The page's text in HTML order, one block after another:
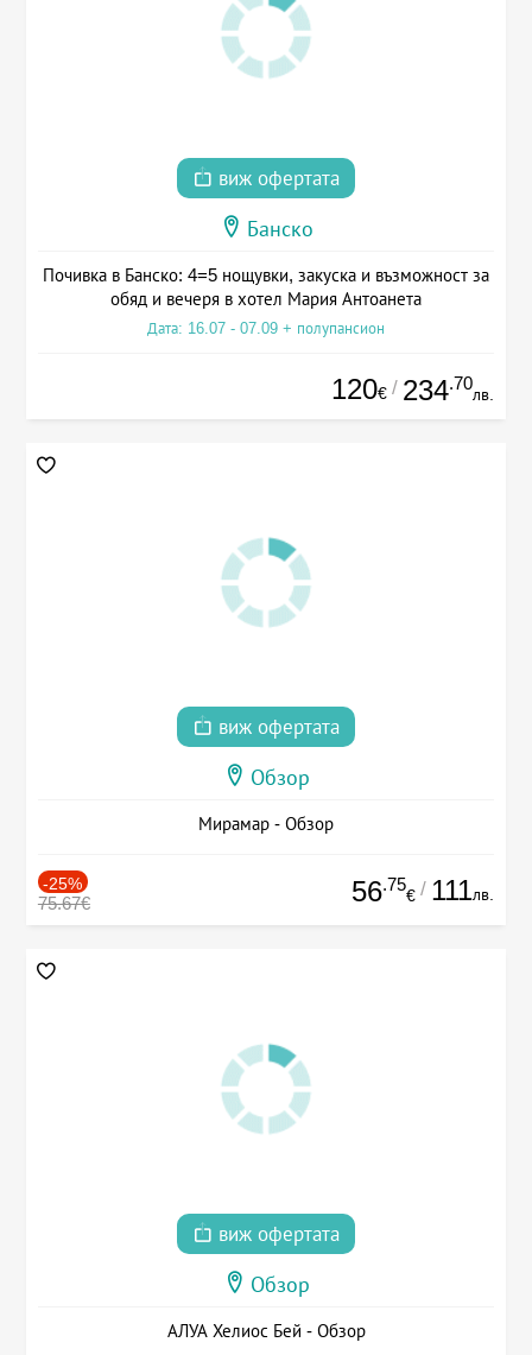
виж офертата
Банско
Почивка в Банско: 4=5 нощувки, закуска и възможност за
обяд и вечеря в хотел Мария Антоанета
Дата: 16.07 - 07.09 + полупансион
120€ / 234.70
лв.
виж офертата
Обзор
Мирамар - Обзор
-25%
75.67€ 56.75
€ / 111лв.
виж офертата
Обзор
АЛУА Хелиос Бей - Обзор